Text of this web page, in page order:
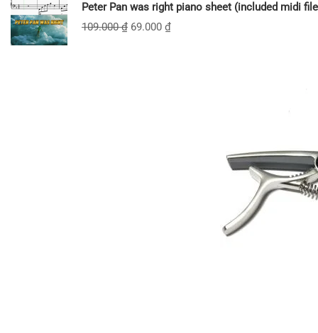
Peter Pan was right piano sheet (included midi
109.000₫ 69.000 ₫